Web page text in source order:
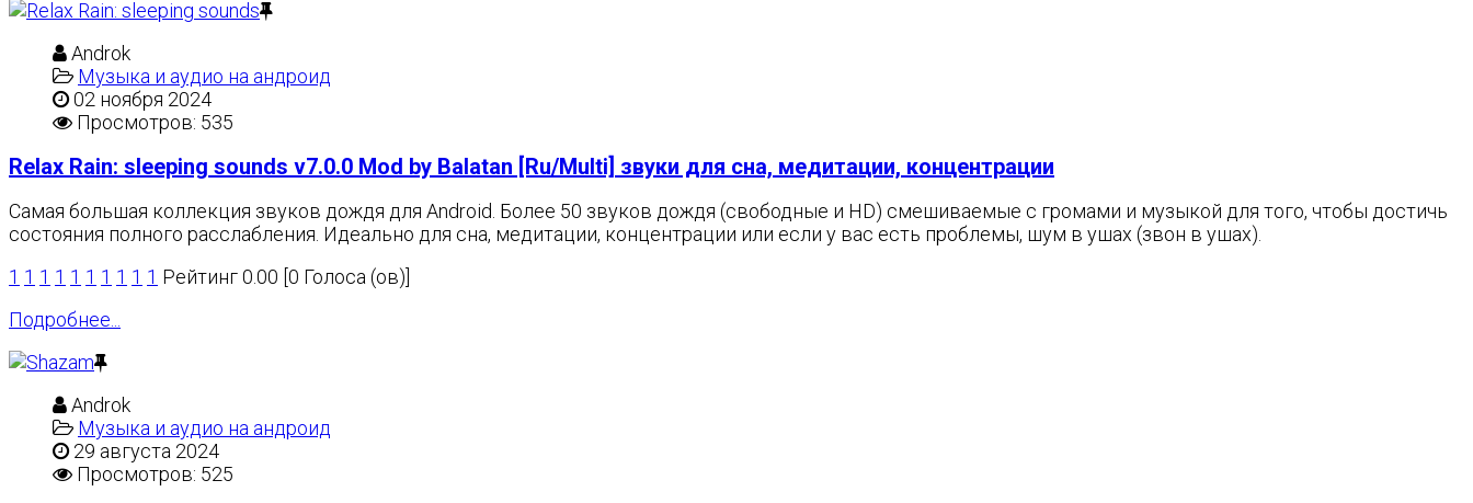
Androk
Музыка и аудио на андроид
02 ноября 2024
Просмотров: 535
Relax Rain: sleeping sounds v7.0.0 Mod by Balatan [Ru/Multi] звуки для сна, медитации, концентрации
Самая большая коллекция звуков дождя для Android. Более 50 звуков дождя (свободные и HD) смешиваемые с громами и музыкой для того, чтобы достичь
состояния полного расслабления. Идеально для сна, медитации, концентрации или если у вас есть проблемы, шум в ушах (звон в ушах).
1 1 1 1 1 1 1 1 1 1 Рейтинг 0.00 [0 Голоса (ов)]
Подробнее...
Androk
Музыка и аудио на андроид
29 августа 2024
Просмотров: 525